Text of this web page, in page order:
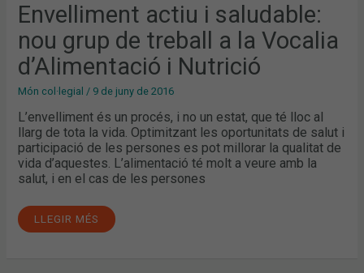
Envelliment actiu i saludable:
nou grup de treball a la Vocalia
d’Alimentació i Nutrició
Món col·legial / 9 de juny de 2016
L’envelliment és un procés, i no un estat, que té lloc al
llarg de tota la vida. Optimitzant les oportunitats de salut i
participació de les persones es pot millorar la qualitat de
vida d’aquestes. L’alimentació té molt a veure amb la
salut, i en el cas de les persones
LA
VOCALIA
D’ALIMENTACIÓ
I
NUTRICIÓ
LLEGIR MÉS